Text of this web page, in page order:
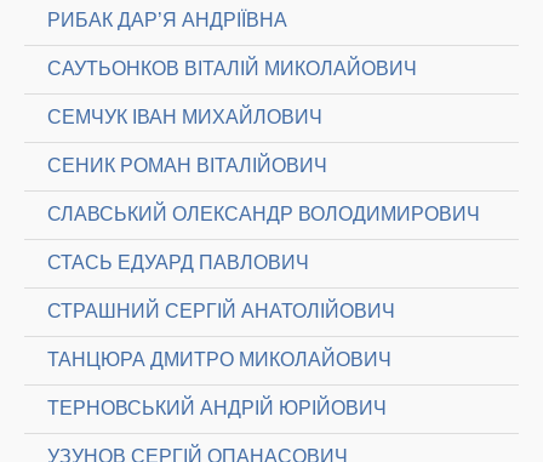
РИБАК ДАР’Я АНДРІЇВНА
САУТЬОНКОВ ВІТАЛІЙ МИКОЛАЙОВИЧ
СЕМЧУК ІВАН МИХАЙЛОВИЧ
СЕНИК РОМАН ВІТАЛІЙОВИЧ
СЛАВСЬКИЙ ОЛЕКСАНДР ВОЛОДИМИРОВИЧ
СТАСЬ ЕДУАРД ПАВЛОВИЧ
СТРАШНИЙ СЕРГІЙ АНАТОЛІЙОВИЧ
ТАНЦЮРА ДМИТРО МИКОЛАЙОВИЧ
ТЕРНОВСЬКИЙ АНДРІЙ ЮРІЙОВИЧ
УЗУНОВ СЕРГІЙ ОПАНАСОВИЧ